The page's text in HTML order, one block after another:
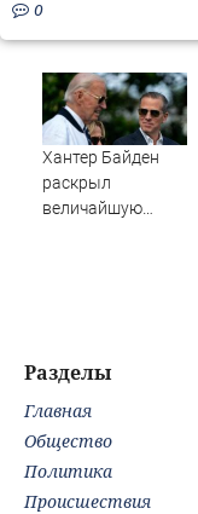
0
Хантер Байден
раскрыл
величайшую
Разделы
Главная
Общество
Политика
Происшествия